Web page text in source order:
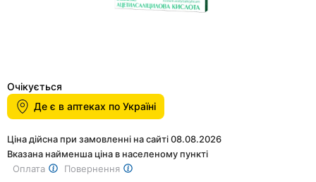
1
of
1
Очікується
Де є в аптеках по Україні
Ціна дійсна при замовленні на сайті 08.08.2026
Вказана найменша ціна в населеному пункті
Оплата
Повернення